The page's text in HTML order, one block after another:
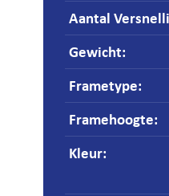
Aantal
Gewicht:
Frametype:
Framehoogte:
Kleur: